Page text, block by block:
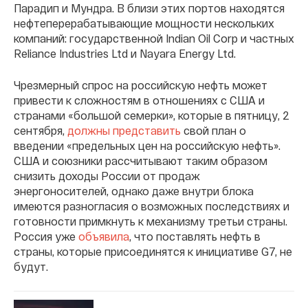
Парадип и Мундра. В близи этих портов находятся
нефтеперерабатывающие мощности нескольких
компаний: государственной Indian Oil Corp и частных
Reliance Industries Ltd и Nayara Energy Ltd.
Чрезмерный спрос на российскую нефть может
привести к сложностям в отношениях с США и
странами «большой семерки», которые в пятницу, 2
сентября, должны представить свой план о
введении «предельных цен на российскую нефть».
США и союзники рассчитывают таким образом
снизить доходы России от продаж
энергоносителей, однако даже внутри блока
имеются разногласия о возможных последствиях и
готовности примкнуть к механизму третьи страны.
Россия уже объявила , что поставлять нефть в
страны, которые присоединятся к инициативе G7, не
будут.